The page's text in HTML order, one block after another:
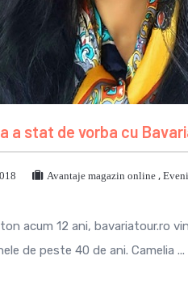
a stat de vorba cu
Avantaje magazin online ,
acum 12 ani, bavariatour.ro
de peste 40 de ani. Camelia ...